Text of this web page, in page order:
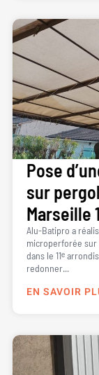
Pose
sur
Marseille
Alu-Batipro a
microperforée sur
dans le 11ᵉ
redonner...
EN SAVOIR